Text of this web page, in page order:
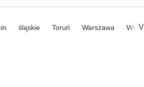
śląskie Toruń Warszawa V